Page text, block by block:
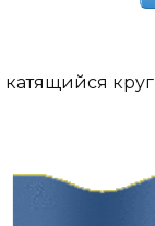
катящийся круг